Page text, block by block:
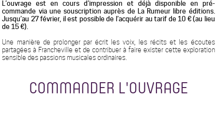
L’ouvrage est en cours d’impression et déjà disponible en pré-
commande via une souscription auprès de La Rumeur libre éditions.
Jusqu’au 27 février, il est possible de l’acquérir au tarif de 10 € (au lieu
de 15 €).
Une manière de prolonger par écrit les voix, les récits et les écoutes
partagées à Francheville et de contribuer à faire exister cette exploration
sensible des passions musicales ordinaires.
COMMANDER L'OUVRAGE